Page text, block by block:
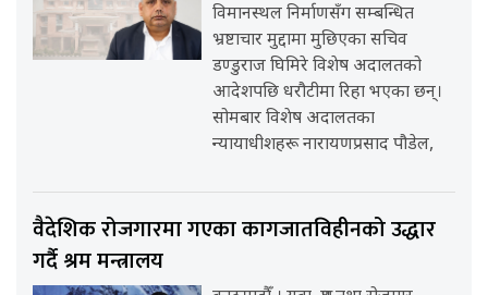
विमानस्थल निर्माणसँग सम्बन्धित
भ्रष्टाचार मुद्दामा मुछिएका सचिव
डण्डुराज घिमिरे विशेष अदालतको
आदेशपछि धरौटीमा रिहा भएका छन्।
सोमबार विशेष अदालतका
न्यायाधीशहरू नारायणप्रसाद पौडेल,
वैदेशिक रोजगारमा गएका कागजातविहीनको उद्धार
गर्दै श्रम मन्त्रालय